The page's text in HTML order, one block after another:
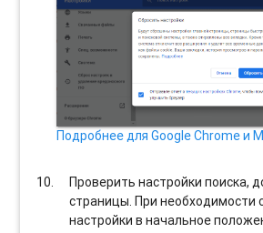
Подробнее для Google Chrome и
Проверить настройки поиска,
страницы. При необходимости
настройки в начальное